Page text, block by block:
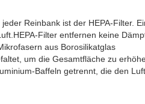
Reinbank ist der HEPA-Filter.
Filter entfernen keine
aus Borosilikatglas
um die Gesamtfläche zu
Baffeln getrennt, die den